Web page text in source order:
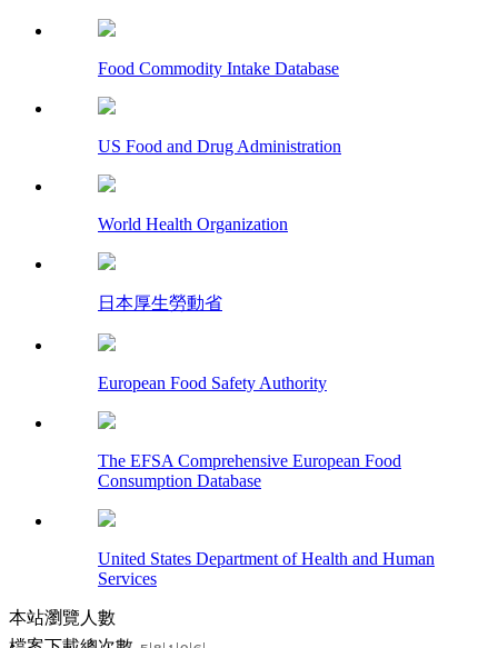
Food Commodity Intake Database
US Food and Drug Administration
World Health Organization
日本厚生勞動省
European Food Safety Authority
The EFSA Comprehensive European Food
Consumption Database
United States Department of Health and Human
Services
本站瀏覽人數